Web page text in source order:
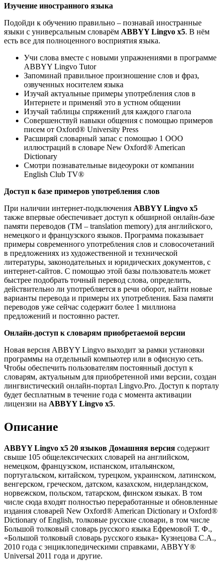
Изучение иностранного языка
Подойди к обучению правильно – познавай иностранные
языки с универсальным словарём ABBYY Lingvo x5. В нём
есть все для полноценного восприятия языка.
Учи слова вместе с новыми упражнениями в программе
ABBYY Lingvo Tutor
Запоминай правильное произношение слов и фраз,
озвученных носителем языка
Изучай актуальные примеры употребления слов в
Интернете и применяй это в устном общении
Изучай таблицы спряжений для каждого глагола
Совершенствуй навыки общения с помощью примеров
писем от Oxford® University Press
Расширяй словарный запас с помощью 1 ООО
иллюстраций в словаре New Oxford® American
Dictionary
Смотри познавательные видеоуроки от компании
English Club TV®
Доступ к базе примеров употребления слов
При наличии интернет-подключения ABBYY Lingvo x5
также впервые обеспечивает доступ к обширной онлайн-базе
памяти переводов (ТМ – translation memory) для английского,
немецкого и французского языков. Программа показывает
примеры современного употребления слов и словосочетаний
в предложениях из художественной и технической
литературы, законодательных и юридических документов, с
интернет-сайтов. С помощью этой базы пользователь может
быстрее подобрать точный перевод слова, определить,
действительно ли употребляется в речи оборот, найти новые
варианты перевода и примеры их употребления. База памяти
переводов уже сейчас содержит более 1 миллиона
предложений и постоянно растет.
Онлайн-доступ к словарям приобретаемой версии
Новая версия ABBYY Lingvo выходит за рамки установки
программы на отдельный компьютер или в офисную сеть.
Чтобы обеспечить пользователям постоянный доступ к
словарям, актуальным для приобретенной ими версии, создан
лингвистический онлайн-портал Lingvo.Pro. Доступ к порталу
будет бесплатным в течение года с момента активации
лицензии на ABBYY Lingvo x5.
Описание
ABBYY Lingvo x5 20 языков Домашняя версия содержит
свыше 105 общелексических словарей на английском,
немецком, французском, испанском, итальянском,
португальском, китайском, турецком, украинском, латинском,
венгерском, греческом, датском, казахском, нидерландском,
норвежском, польском, татарском, финском языках. В том
числе сюда входят полностью переработанные и обновленные
издания словарей New Oxford® American Dictionary и Oxford®
Dictionary of English, толковые русские словари, в том числе
Большой толковый словарь русского языка Ефремовой Т. Ф.,
«Большой толковый словарь русского языка» Кузнецова С.А.,
2010 года с энциклопедическими справками, ABBYY®
Universal 2011 года и другие.